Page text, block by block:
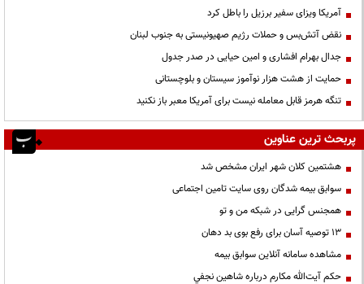
آمریکا ویزای سفیر برزیل را باطل کرد
نقض آتش‌بس و حملات رژیم صهیونیستی به جنوب لبنان
جدال بهرام افشاری و امین حیایی در صدر جدول
حمایت از هشت هزار نوآموز سیستان و بلوچستانی
تنگه هرمز قابل معامله نیست برای آمریکا معبر باز نکنید
پربحث ترین عناوین
هشتمین کلان شهر ایران مشخص شد
سوابق بیمه شدگان روی سایت تامین اجتماعی
همجنس گرایی در شبکه من و تو
13 توصیه آسان برای رفع بوی بد دهان
مشاهده سامانه آنلاين سوابق بیمه
حكم آيت‌الله مكارم درباره شاهين نجفي